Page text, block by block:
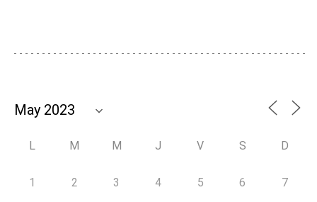
L M M J V S D
1 2 3 4 5 6 7